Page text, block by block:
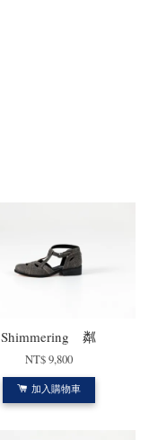
Shimmering 粼
NT$ 9,800
加入購物車